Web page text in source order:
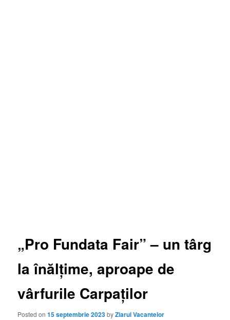
„Pro Fundata Fair” – un târg
la înălţime, aproape de
vârfurile Carpaţilor
Posted on15 septembrie 2023byZiarul Vacantelor